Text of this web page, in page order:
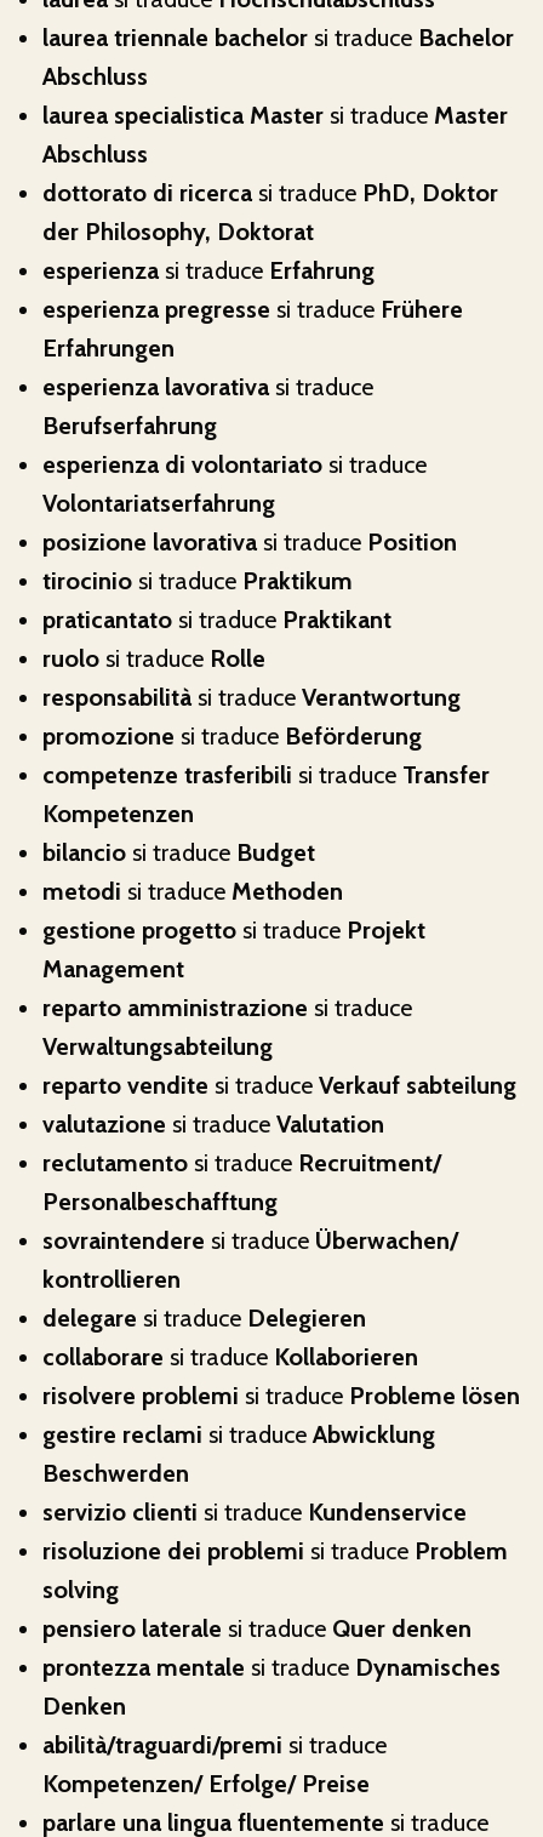
laurea triennale bachelor si traduce Bachelor
Abschluss
laurea specialistica Master si traduce Master
Abschluss
dottorato di ricerca si traduce PhD, Doktor
der Philosophy, Doktorat
esperienza si traduce Erfahrung
esperienza pregresse si traduce Frühere
Erfahrungen
esperienza lavorativa si traduce
Berufserfahrung
esperienza di volontariato si traduce
Volontariatserfahrung
posizione lavorativa si traduce Position
tirocinio si traduce Praktikum
praticantato si traduce Praktikant
ruolo si traduce Rolle
responsabilità si traduce Verantwortung
promozione si traduce Beförderung
competenze trasferibili si traduce Transfer
Kompetenzen
bilancio si traduce Budget
metodi si traduce Methoden
gestione progetto si traduce Projekt
Management
reparto amministrazione si traduce
Verwaltungsabteilung
reparto vendite si traduce Verkauf sabteilung
valutazione si traduce Valutation
reclutamento si traduce Recruitment/
Personalbeschafftung
sovraintendere si traduce Überwachen/
kontrollieren
delegare si traduce Delegieren
collaborare si traduce Kollaborieren
risolvere problemi si traduce Probleme lösen
gestire reclami si traduce Abwicklung
Beschwerden
servizio clienti si traduce Kundenservice
risoluzione dei problemi si traduce Problem
solving
pensiero laterale si traduce Quer denken
prontezza mentale si traduce Dynamisches
Denken
abilità/traguardi/premi si traduce
Kompetenzen/ Erfolge/ Preise
parlare una lingua fluentemente si traduce